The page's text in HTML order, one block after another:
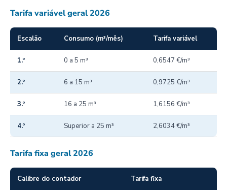
Tarifa variável geral 2026
Escalão Consumo (m³/mês) Tarifa variável
1.º 0 a 5 m³ 0,6547 €/m³
2.º 6 a 15 m³ 0,9725 €/m³
3.º 16 a 25 m³ 1,6156 €/m³
4.º Superior a 25 m³ 2,6034 €/m³
Tarifa fixa geral 2026
Calibre do contador Tarifa fixa